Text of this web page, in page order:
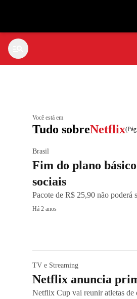
Você está em
Tudo sobreNetflix
Brasil
Fim do plano
sociais
Pacote de R$ 25,90 não poderá
Há 2 anos
TV e Streaming
Netflix anuncia
Netflix Cup vai reunir atletas de